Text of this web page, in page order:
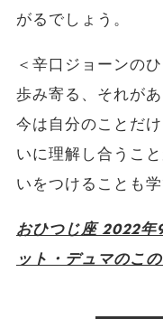
がるでしょう。
＜辛口ジョーンの
歩み寄る、それが
今は自分のことだ
いに理解し合うこ
いをつけることも学
おひつじ座 2022年
ット・デュマのこ